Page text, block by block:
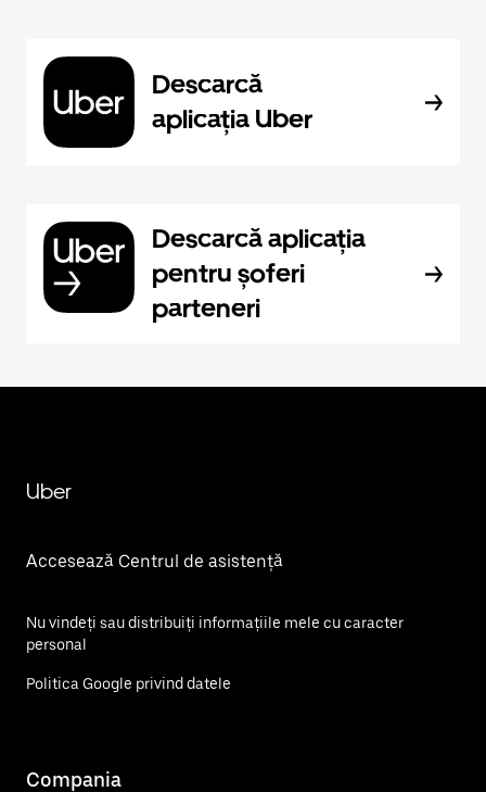
Descarcă
aplicația Uber
Descarcă aplicația
pentru șoferi
parteneri
Uber
Accesează Centrul de asistență
Nu vindeți sau distribuiți informațiile mele cu caracter
personal
Politica Google privind datele
Compania